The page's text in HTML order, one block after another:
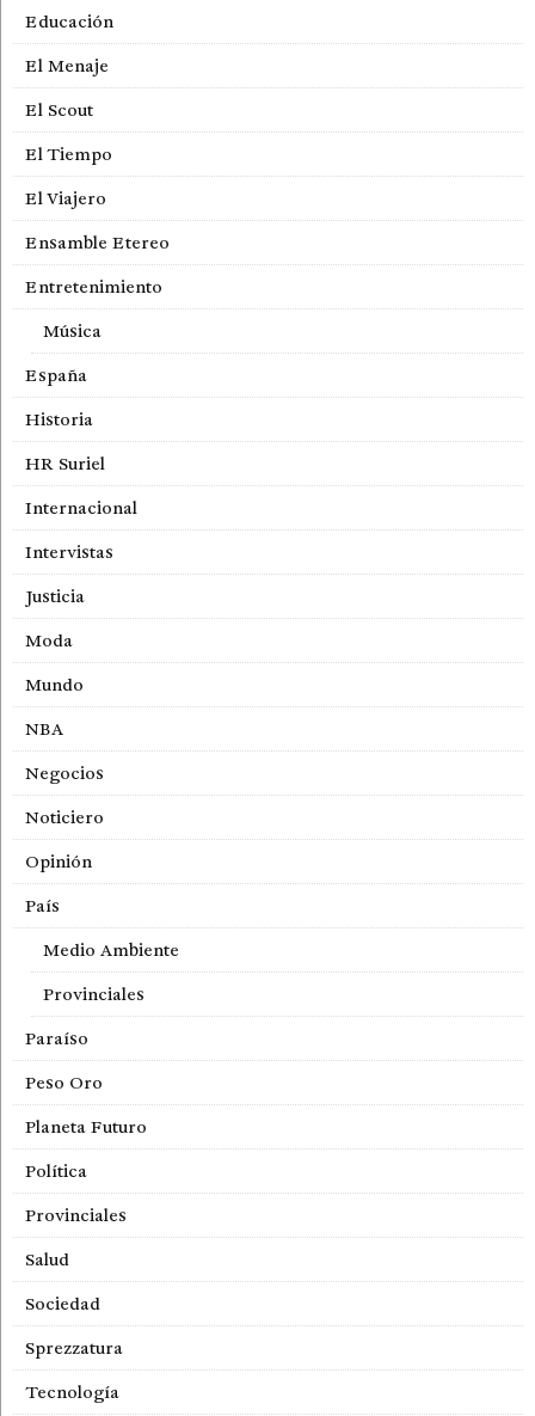
Educación
El Menaje
El Scout
El Tiempo
El Viajero
Ensamble Etereo
Entretenimiento
Música
España
Historia
HR Suriel
Internacional
Intervistas
Justicia
Moda
Mundo
NBA
Negocios
Noticiero
Opinión
País
Medio Ambiente
Provinciales
Paraíso
Peso Oro
Planeta Futuro
Política
Provinciales
Salud
Sociedad
Sprezzatura
Tecnología